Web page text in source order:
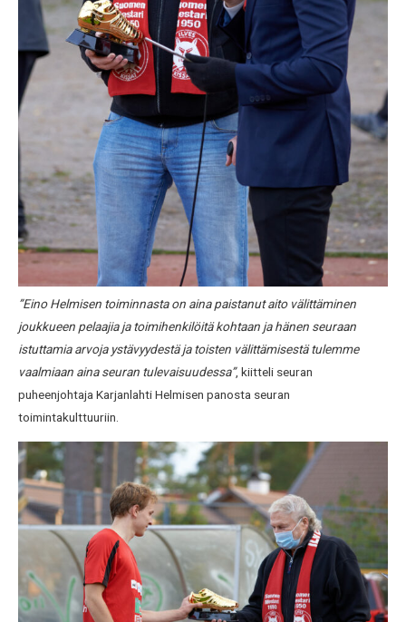
”Eino Helmisen toiminnasta on aina paistanut aito välittäminen
joukkueen pelaajia ja toimihenkilöitä kohtaan ja hänen seuraan
istuttamia arvoja ystävyydestä ja toisten välittämisestä tulemme
vaalmiaan aina seuran tulevaisuudessa”, kiitteli seuran
puheenjohtaja Karjanlahti Helmisen panosta seuran
toimintakulttuuriin.